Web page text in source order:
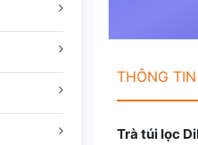
THÔNG
Trà túi lọc